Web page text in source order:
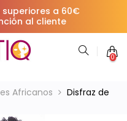
superiores a 60€
al cliente
0
Africanos
Disfraz de